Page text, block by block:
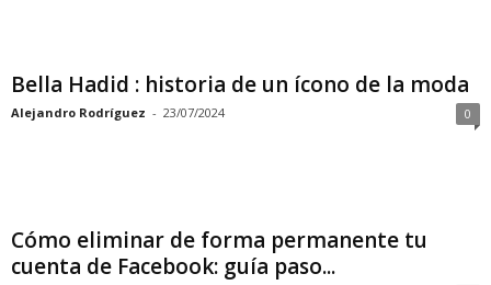
Bella Hadid : historia de un ícono de la moda
Alejandro Rodríguez - 23/07/2024 0
Cómo eliminar de forma permanente tu
cuenta de Facebook: guía paso...